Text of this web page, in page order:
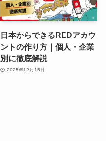
日本からできるREDアカウ
ントの作り方｜個人・企業
別に徹底解説
2025年12月15日